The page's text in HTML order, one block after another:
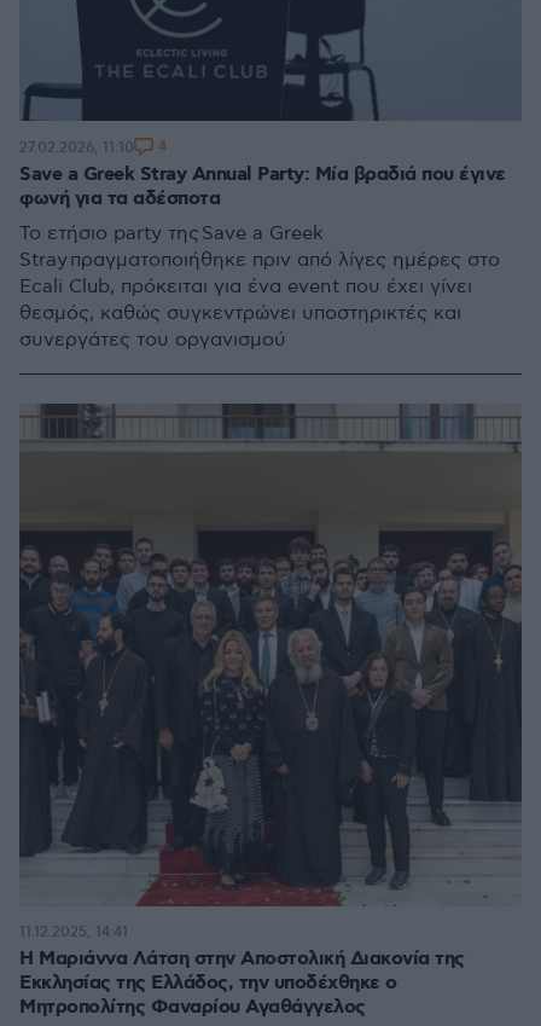
Save a Greek Stray Annual Party: Μία βραδιά που έγινε
φωνή για τα αδέσποτα
Το ετήσιο party της Save a Greek
Stray πραγματοποιήθηκε πριν από λίγες ημέρες στο
Ecali Club, πρόκειται για ένα event που έχει γίνει
θεσμός, καθώς συγκεντρώνει υποστηρικτές και
συνεργάτες του οργανισμού
27.02.2026, 11:10 4
Η Μαριάννα Λάτση στην Αποστολική Διακονία της
Εκκλησίας της Ελλάδος, την υποδέχθηκε ο
Μητροπολίτης Φαναρίου Αγαθάγγελος
11.12.2025, 14:41